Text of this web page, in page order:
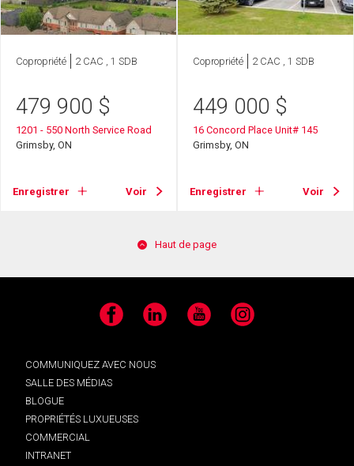
Copropriété 2 CAC , 1 SDB
479 900 $
1201 - 550 North Service Road
Grimsby, ON
Enregistrer Voir
Copropriété 2 CAC , 1 SDB
449 000 $
16 Concord Place Unit# 145
Grimsby, ON
Enregistrer Voir
Haut de page
Facebook LinkedIn YouTube Instagram
COMMUNIQUEZ AVEC NOUS
SALLE DES MÉDIAS
BLOGUE
PROPRIÉTÉS LUXUEUSES
COMMERCIAL
INTRANET